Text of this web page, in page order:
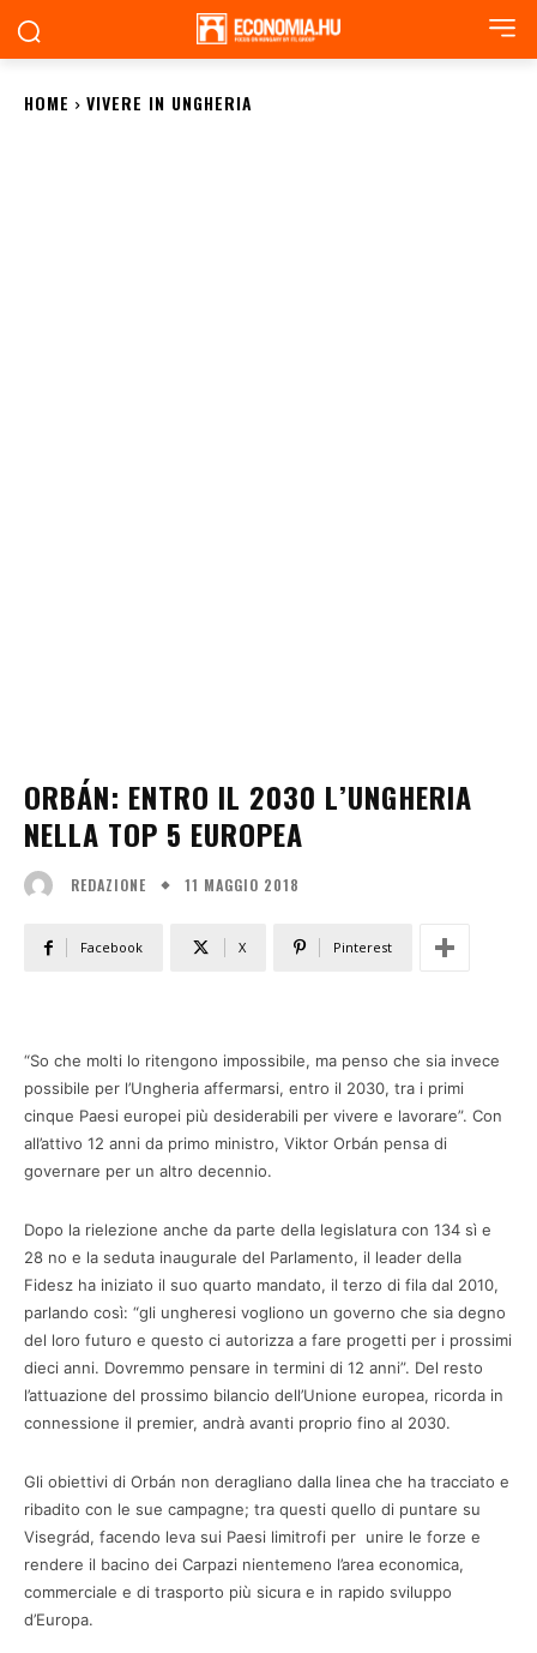
HOME VIVERE IN UNGHERIA
ORBÁN: ENTRO IL 2030 L’UNGHERIA
NELLA TOP 5 EUROPEA
REDAZIONE 11 MAGGIO 2018
Facebook X Pinterest
“So che molti lo ritengono impossibile, ma penso che sia invece
possibile per l’Ungheria affermarsi, entro il 2030, tra i primi
cinque Paesi europei più desiderabili per vivere e lavorare”. Con
all’attivo 12 anni da primo ministro, Viktor Orbán pensa di
governare per un altro decennio.
Dopo la rielezione anche da parte della legislatura con 134 sì e
28 no e la seduta inaugurale del Parlamento, il leader della
Fidesz ha iniziato il suo quarto mandato, il terzo di fila dal 2010,
parlando così: “gli ungheresi vogliono un governo che sia degno
del loro futuro e questo ci autorizza a fare progetti per i prossimi
dieci anni. Dovremmo pensare in termini di 12 anni”. Del resto
l’attuazione del prossimo bilancio dell’Unione europea, ricorda in
connessione il premier, andrà avanti proprio fino al 2030.
Gli obiettivi di Orbán non deragliano dalla linea che ha tracciato e
ribadito con le sue campagne; tra questi quello di puntare su
Visegrád, facendo leva sui Paesi limitrofi per unire le forze e
rendere il bacino dei Carpazi nientemeno l’area economica,
commerciale e di trasporto più sicura e in rapido sviluppo
d’Europa.